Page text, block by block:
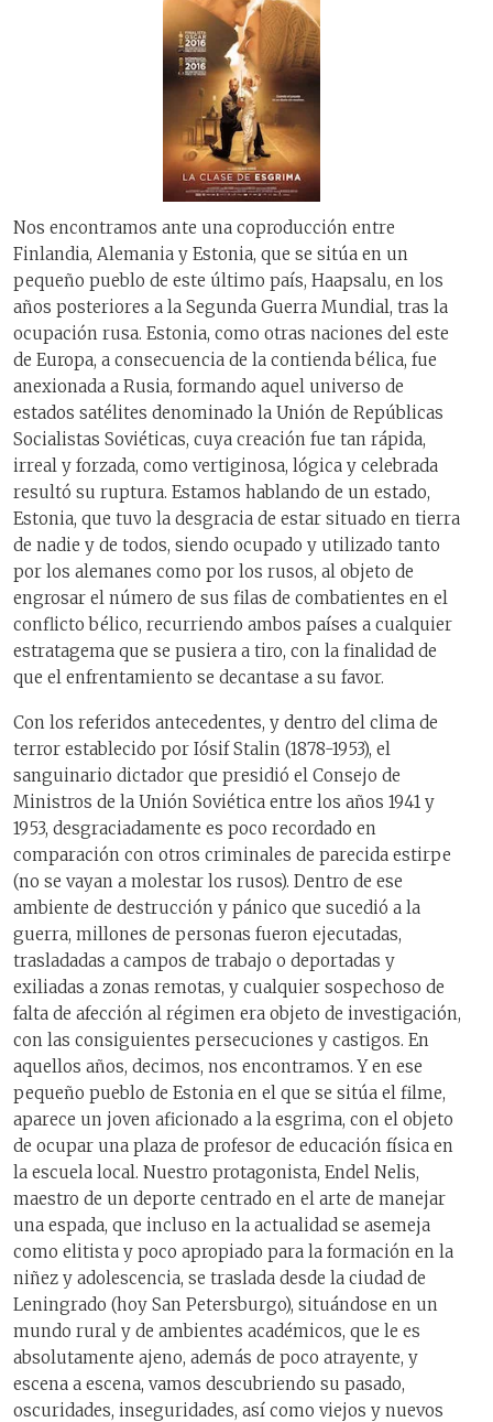
Nos encontramos ante una coproducción entre
Finlandia, Alemania y Estonia, que se sitúa en un
pequeño pueblo de este último país, Haapsalu, en los
años posteriores a la Segunda Guerra Mundial, tras la
ocupación rusa. Estonia, como otras naciones del este
de Europa, a consecuencia de la contienda bélica, fue
anexionada a Rusia, formando aquel universo de
estados satélites denominado la Unión de Repúblicas
Socialistas Soviéticas, cuya creación fue tan rápida,
irreal y forzada, como vertiginosa, lógica y celebrada
resultó su ruptura. Estamos hablando de un estado,
Estonia, que tuvo la desgracia de estar situado en tierra
de nadie y de todos, siendo ocupado y utilizado tanto
por los alemanes como por los rusos, al objeto de
engrosar el número de sus filas de combatientes en el
conflicto bélico, recurriendo ambos países a cualquier
estratagema que se pusiera a tiro, con la finalidad de
que el enfrentamiento se decantase a su favor.
Con los referidos antecedentes, y dentro del clima de
terror establecido por Iósif Stalin (1878-1953), el
sanguinario dictador que presidió el Consejo de
Ministros de la Unión Soviética entre los años 1941 y
1953, desgraciadamente es poco recordado en
comparación con otros criminales de parecida estirpe
(no se vayan a molestar los rusos). Dentro de ese
ambiente de destrucción y pánico que sucedió a la
guerra, millones de personas fueron ejecutadas,
trasladadas a campos de trabajo o deportadas y
exiliadas a zonas remotas, y cualquier sospechoso de
falta de afección al régimen era objeto de investigación,
con las consiguientes persecuciones y castigos. En
aquellos años, decimos, nos encontramos. Y en ese
pequeño pueblo de Estonia en el que se sitúa el filme,
aparece un joven aficionado a la esgrima, con el objeto
de ocupar una plaza de profesor de educación física en
la escuela local. Nuestro protagonista, Endel Nelis,
maestro de un deporte centrado en el arte de manejar
una espada, que incluso en la actualidad se asemeja
como elitista y poco apropiado para la formación en la
niñez y adolescencia, se traslada desde la ciudad de
Leningrado (hoy San Petersburgo), situándose en un
mundo rural y de ambientes académicos, que le es
absolutamente ajeno, además de poco atrayente, y
escena a escena, vamos descubriendo su pasado,
oscuridades, inseguridades, así como viejos y nuevos